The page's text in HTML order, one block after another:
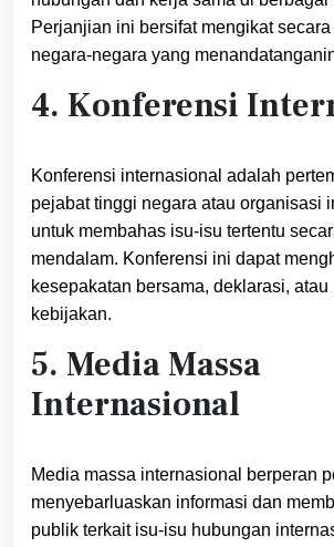
Perjanjian ini bersifat mengikat
negara-negara yang
4. Konferensi
Konferensi internasional adalah
pejabat tinggi negara atau organisasi
untuk membahas isu-isu tertentu
mendalam. Konferensi ini dapat
kesepakatan bersama, deklarasi, atau
kebijakan.
5. Media Massa
Internasional
Media massa internasional berperan
menyebarluaskan informasi dan
publik terkait isu-isu hubungan